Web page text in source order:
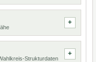
Strukturdaten